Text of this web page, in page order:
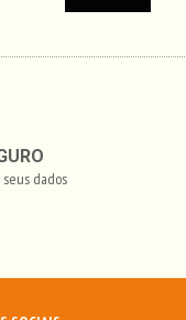
dados